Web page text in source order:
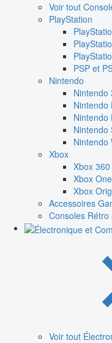
Voir tout
PlayStation
PSP et
Nintendo
Nintendo
Nintendo
Nintendo
Nintendo
Nintendo
Xbox
Xbox 360
Xbox
Xbox
Accessoires
Consoles Rétro
Voir tout